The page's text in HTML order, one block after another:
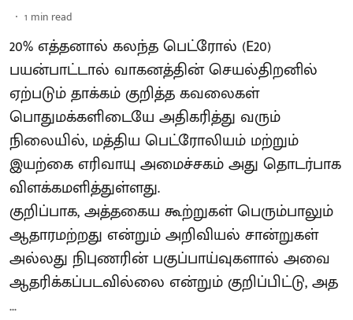
1 min read
20% எத்தனால் கலந்த பெட்ரோல் (E20)
பயன்பாட்டால் வாகனத்தின் செயல்திறனில்
ஏற்படும் தாக்கம் குறித்த கவலைகள்
பொதுமக்களிடையே அதிகரித்து வரும்
நிலையில், மத்திய பெட்ரோலியம் மற்றும்
இயற்கை எரிவாயு அமைச்சகம் அது தொடர்பாக
விளக்கமளித்துள்ளது.
குறிப்பாக, அத்தகைய கூற்றுகள் பெரும்பாலும்
ஆதாரமற்றது என்றும் அறிவியல் சான்றுகள்
அல்லது நிபுணரின் பகுப்பாய்வுகளால் அவை
ஆதரிக்கப்படவில்லை என்றும் குறிப்பிட்டு, அத
...